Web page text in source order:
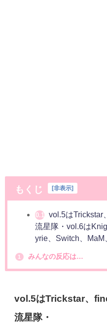
もくじ 非表示
0.1
vol.5はTrickstar
流星隊・vol.6は
yrie、Switch、MaM
1 みんなの反応は…
vol.5はTrickstar、
流星隊・